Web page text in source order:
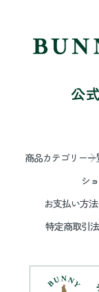
商品カテゴリー一
シ
お支払い方
特定商取引